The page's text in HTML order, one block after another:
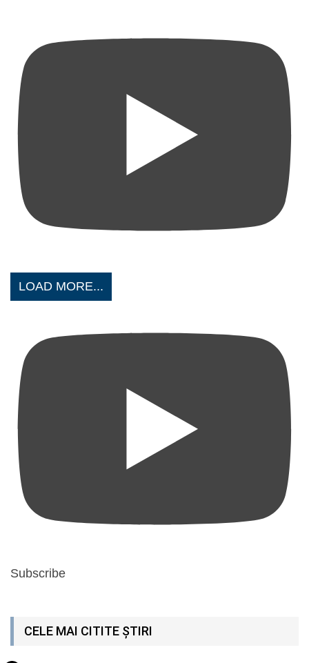
LOAD MORE...
Subscribe
CELE MAI CITITE ȘTIRI